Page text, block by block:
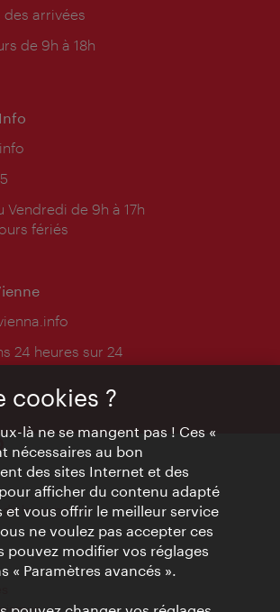
des arrivées
de 9h à 18h
Vendredi de 9h à 17h
fériés
24 heures sur 24
de la vie privée
cookies ?
là ne se mangent pas ! Ces «
nécessaires au bon
des sites Internet et des
afficher du contenu adapté
et vous offrir le meilleur service
ne voulez pas accepter ces
pouvez modifier vos réglages
« Paramètres avancés ».